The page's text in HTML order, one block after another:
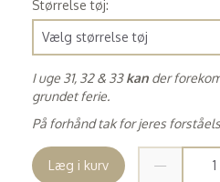
Størrelse tøj:
I uge 31, 32 & 33kan der
grundet ferie.
På forhånd tak for jeres
Læg i kurv